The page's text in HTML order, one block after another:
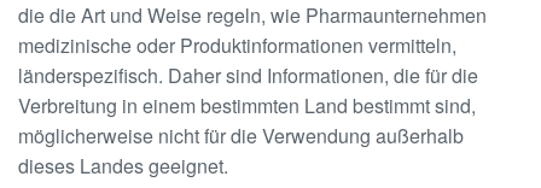
die die Art und Weise regeln, wie Pharmaunternehmen
medizinische oder Produktinformationen vermitteln,
länderspezifisch. Daher sind Informationen, die für die
Verbreitung in einem bestimmten Land bestimmt sind,
möglicherweise nicht für die Verwendung außerhalb
dieses Landes geeignet.